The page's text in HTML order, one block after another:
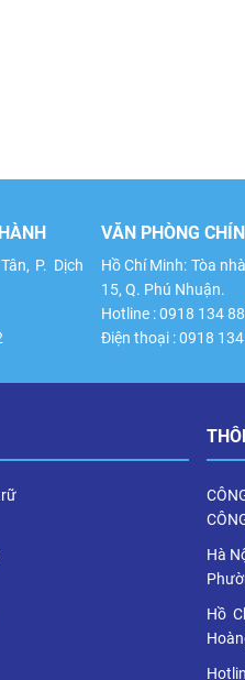
P. Dịch
VĂN PHÒNG
Hồ Chí Minh: Tòa
15, Q. Phú Nhuận.
Hotline : 0918 134
Điện thoại : 0918
Hà
Hồ